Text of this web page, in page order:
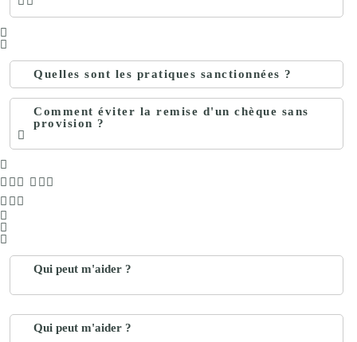
Quelles sont les pratiques sanctionnées ?
Comment éviter la remise d'un chèque sans
provision ?
Qui peut m'aider ?
Qui peut m'aider ?